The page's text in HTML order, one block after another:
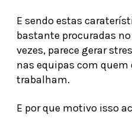
E sendo estas
bastante procuradas
vezes, parece gerar
nas equipas com quem
trabalham.
E por que motivo isso